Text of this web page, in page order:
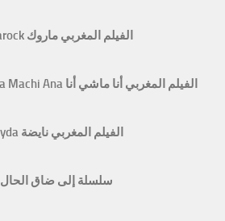
Film Marocain Marock الفيلم المغربي ماروك
Film marocain Ana Machi Ana الفيلم المغربي أنا ماشي أنا
Film marocain Nayda الفيلم المغربي نايضة
Série Ila Da9 Lhal سلسلة إلى ضاق الحال